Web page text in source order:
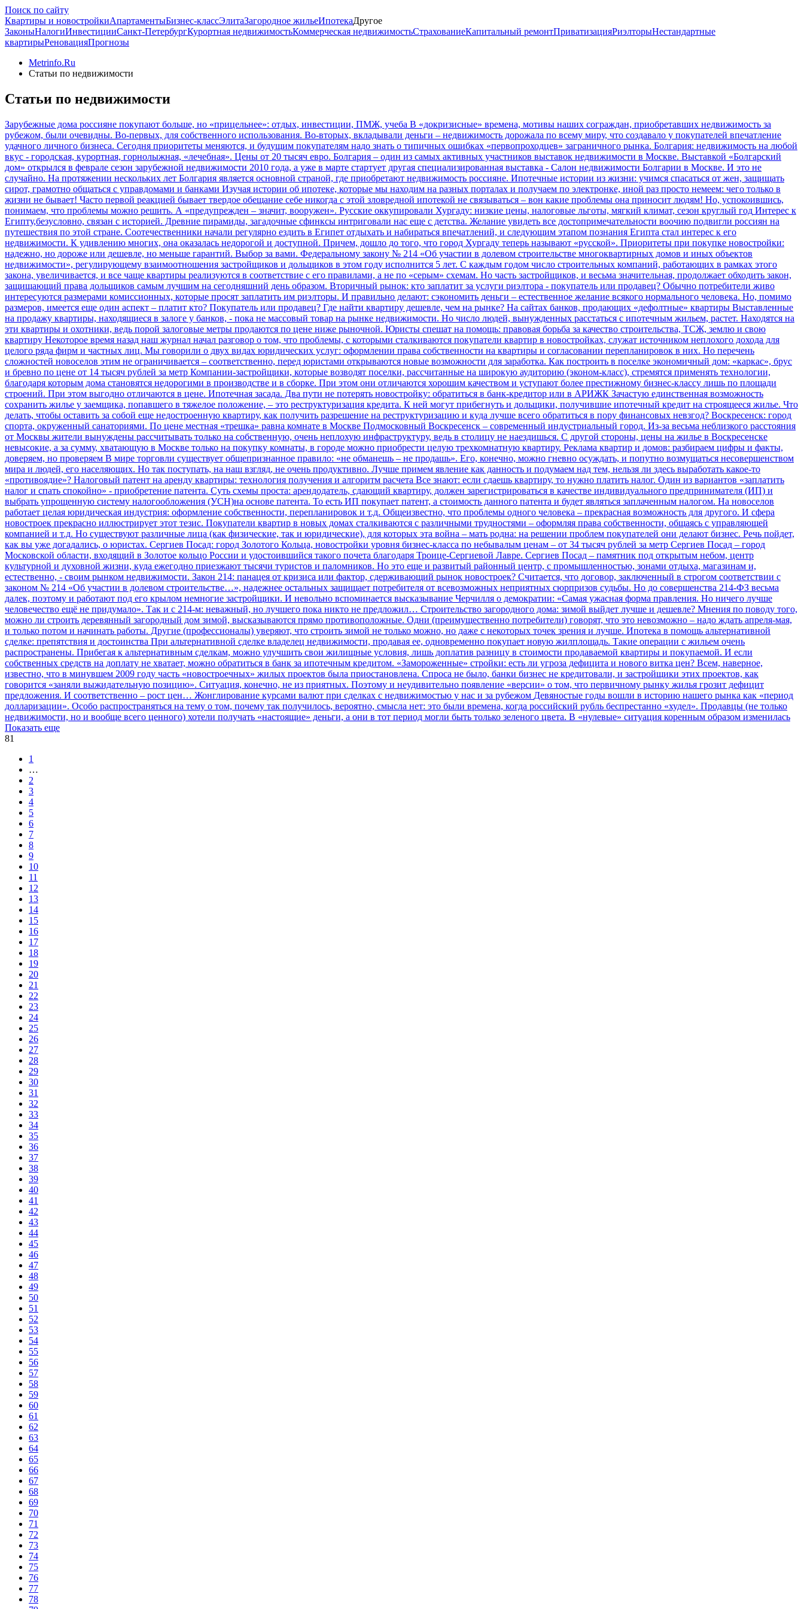
Поиск по сайту
Квартиры и новостройкиАпартаментыБизнес-классЭлитаЗагородное жильеИпотекаДругое
ЗаконыНалогиИнвестицииСанкт-ПетербургКурортная недвижимостьКоммерческая недвижимостьСтрахованиеКапитальный ремонтПриватизацияРиэлторыНестандартные
квартирыРеновацияПрогнозы
Metrinfo.Ru
Статьи по недвижимости
Статьи по недвижимости
Зарубежные дома россияне покупают больше, но «прицельнее»: отдых, инвестиции, ПМЖ, учеба В «докризисные» времена, мотивы наших сограждан, приобретавших недвижимость за
рубежом, были очевидны. Во-первых, для собственного использования. Во-вторых, вкладывали деньги – недвижимость дорожала по всему миру, что создавало у покупателей впечатление
удачного личного бизнеса. Сегодня приоритеты меняются, и будущим покупателям надо знать о типичных ошибках «первопроходцев» заграничного рынка. Болгария: недвижимость на любой
вкус - городская, курортная, горнолыжная, «лечебная». Цены от 20 тысяч евро. Болгария – один из самых активных участников выставок недвижимости в Москве. Выставкой «Болгарский
дом» открылся в феврале сезон зарубежной недвижимости 2010 года, а уже в марте стартует другая специализированная выставка - Салон недвижимости Болгарии в Москве. И это не
случайно. На протяжении нескольких лет Болгария является основной страной, где приобретают недвижимость россияне. Ипотечные истории из жизни: учимся спасаться от жен, защищать
сирот, грамотно общаться с управдомами и банками Изучая истории об ипотеке, которые мы находим на разных порталах и получаем по электронке, иной раз просто немеем: чего только в
жизни не бывает! Часто первой реакцией бывает твердое обещание себе никогда с этой зловредной ипотекой не связываться – вон какие проблемы она приносит людям! Но, успокоившись,
понимаем, что проблемы можно решить. А «предупрежден – значит, вооружен». Русские оккупировали Хургаду: низкие цены, налоговые льготы, мягкий климат, сезон круглый год Интерес к
Египту,безусловно, связан с историей. Древние пирамиды, загадочные сфинксы интриговали нас еще с детства. Желание увидеть все достопримечательности воочию подвигли россиян на
путешествия по этой стране. Соотечественники начали регулярно ездить в Египет отдыхать и набираться впечатлений, и следующим этапом познания Египта стал интерес к его
недвижимости. К удивлению многих, она оказалась недорогой и доступной. Причем, дошло до того, что город Хургаду теперь называют «русской». Приоритеты при покупке новостройки:
надежно, но дороже или дешевле, но меньше гарантий. Выбор за вами. Федеральному закону № 214 «Об участии в долевом строительстве многоквартирных домов и иных объектов
недвижимости», регулирующему взаимоотношения застройщиков и дольщиков в этом году исполнится 5 лет. С каждым годом число строительных компаний, работающих в рамках этого
закона, увеличивается, и все чаще квартиры реализуются в соответствие с его правилами, а не по «серым» схемам. Но часть застройщиков, и весьма значительная, продолжает обходить закон,
защищающий права дольщиков самым лучшим на сегодняшний день образом. Вторичный рынок: кто заплатит за услуги риэлтора - покупатель или продавец? Обычно потребители живо
интересуются размерами комиссионных, которые просят заплатить им риэлторы. И правильно делают: сэкономить деньги – естественное желание всякого нормального человека. Но, помимо
размеров, имеется еще один аспект – платит кто? Покупатель или продавец? Где найти квартиру дешевле, чем на рынке? На сайтах банков, продающих «дефолтные» квартиры Выставленные
на продажу квартиры, находящиеся в залоге у банков, - пока не массовый товар на рынке недвижимости. Но число людей, вынужденных расстаться с ипотечным жильем, растет. Находятся на
эти квартиры и охотники, ведь порой залоговые метры продаются по цене ниже рыночной. Юристы спешат на помощь: правовая борьба за качество строительства, ТСЖ, землю и свою
квартиру Некоторое время назад наш журнал начал разговор о том, что проблемы, с которыми сталкиваются покупатели квартир в новостройках, служат источником неплохого дохода для
целого ряда фирм и частных лиц. Мы говорили о двух видах юридических услуг: оформлении права собственности на квартиры и согласовании перепланировок в них. Но перечень
сложностей новоселов этим не ограничивается – соответственно, перед юристами открываются новые возможности для заработка. Как построить в поселке экономичный дом: «каркас», брус
и бревно по цене от 14 тысяч рублей за метр Компании-застройщики, которые возводят поселки, рассчитанные на широкую аудиторию (эконом-класс), стремятся применять технологии,
благодаря которым дома становятся недорогими в производстве и в сборке. При этом они отличаются хорошим качеством и уступают более престижному бизнес-классу лишь по площади
строений. При этом выгодно отличаются в цене. Ипотечная засада. Два пути не потерять новостройку: обратиться в банк-кредитор или в АРИЖК Зачастую единственная возможность
сохранить жилье у заемщика, попавшего в тяжелое положение, – это реструктуризация кредита. К ней могут прибегнуть и дольщики, получившие ипотечный кредит на строящееся жилье. Что
делать, чтобы оставить за собой еще недостроенную квартиру, как получить разрешение на реструктуризацию и куда лучше всего обратиться в пору финансовых невзгод? Воскресенск: город
спорта, окруженный санаториями. По цене местная «трешка» равна комнате в Москве Подмосковный Воскресенск – современный индустриальный город. Из-за весьма неблизкого расстояния
от Москвы жители вынуждены рассчитывать только на собственную, очень неплохую инфраструктуру, ведь в столицу не наездишься. С другой стороны, цены на жилье в Воскресенске
невысокие, а за сумму, хватающую в Москве только на покупку комнаты, в городе можно приобрести целую трехкомнатную квартиру. Реклама квартир и домов: разбираем цифры и факты,
доверяем, но проверяем В мире торговли существует общепризнанное правило: «не обманешь – не продашь». Его, конечно, можно гневно осуждать, и попутно возмущаться несовершенством
мира и людей, его населяющих. Но так поступать, на наш взгляд, не очень продуктивно. Лучше примем явление как данность и подумаем над тем, нельзя ли здесь выработать какое-то
«противоядие»? Налоговый патент на аренду квартиры: технология получения и алгоритм расчета Все знают: если сдаешь квартиру, то нужно платить налог. Один из вариантов «заплатить
налог и спать спокойно» - приобретение патента. Суть схемы проста: арендодатель, сдающий квартиру, должен зарегистрироваться в качестве индивидуального предпринимателя (ИП) и
выбрать упрощенную систему налогообложения (УСН)на основе патента. То есть ИП покупает патент, а стоимость данного патента и будет являться заплаченным налогом. На новоселов
работает целая юридическая индустрия: оформление собственности, перепланировок и т.д. Общеизвестно, что проблемы одного человека – прекрасная возможность для другого. И сфера
новостроек прекрасно иллюстрирует этот тезис. Покупатели квартир в новых домах сталкиваются с различными трудностями – оформляя права собственности, общаясь с управляющей
компанией и т.д. Но существуют различные лица (как физические, так и юридические), для которых эта война – мать родна: на решении проблем покупателей они делают бизнес. Речь пойдет,
как вы уже догадались, о юристах. Сергиев Посад: город Золотого Кольца, новостройки уровня бизнес-класса по небывалым ценам – от 34 тысяч рублей за метр Сергиев Посад – город
Московской области, входящий в Золотое кольцо России и удостоившийся такого почета благодаря Троице-Сергиевой Лавре. Сергиев Посад – памятник под открытым небом, центр
культурной и духовной жизни, куда ежегодно приезжают тысячи туристов и паломников. Но это еще и развитый районный центр, с промышленностью, зонами отдыха, магазинам и,
естественно, - своим рынком недвижимости. Закон 214: панацея от кризиса или фактор, сдерживающий рынок новостроек? Считается, что договор, заключенный в строгом соответствии с
законом № 214 «Об участии в долевом строительстве…», надежнее остальных защищает потребителя от всевозможных неприятных сюрпризов судьбы. Но до совершенства 214-ФЗ весьма
далек, поэтому и работают под его крылом немногие застройщики. И невольно вспоминается высказывание Черчилля о демократии: «Самая ужасная форма правления. Но ничего лучше
человечество ещё не придумало». Так и с 214-м: неважный, но лучшего пока никто не предложил… Строительство загородного дома: зимой выйдет лучше и дешевле? Мнения по поводу того,
можно ли строить деревянный загородный дом зимой, высказываются прямо противоположные. Одни (преимущественно потребители) говорят, что это невозможно – надо ждать апреля-мая,
и только потом и начинать работы. Другие (профессионалы) уверяют, что строить зимой не только можно, но даже с некоторых точек зрения и лучше. Ипотека в помощь альтернативной
сделке: препятствия и достоинства При альтернативной сделке владелец недвижимости, продавая ее, одновременно покупает новую жилплощадь. Такие операции с жильем очень
распространены. Прибегая к альтернативным сделкам, можно улучшить свои жилищные условия, лишь доплатив разницу в стоимости продаваемой квартиры и покупаемой. И если
собственных средств на доплату не хватает, можно обратиться в банк за ипотечным кредитом. «Замороженные» стройки: есть ли угроза дефицита и нового витка цен? Всем, наверное,
известно, что в минувшем 2009 году часть «новостроечных» жилых проектов была приостановлена. Спроса не было, банки бизнес не кредитовали, и застройщики этих проектов, как
говорится «заняли выжидательную позицию». Ситуация, конечно, не из приятных. Поэтому и неудивительно появление «версии» о том, что первичному рынку жилья грозит дефицит
предложения. И соответственно – рост цен… Жонглирование курсами валют при сделках с недвижимостью у нас и за рубежом Девяностые годы вошли в историю нашего рынка как «период
долларизации». Особо распространяться на тему о том, почему так получилось, вероятно, смысла нет: это были времена, когда российский рубль беспрестанно «худел». Продавцы (не только
недвижимости, но и вообще всего ценного) хотели получать «настоящие» деньги, а они в тот период могли быть только зеленого цвета. В «нулевые» ситуация коренным образом изменилась
Показать еще
81
1
…
2
3
4
5
6
7
8
9
10
11
12
13
14
15
16
17
18
19
20
21
22
23
24
25
26
27
28
29
30
31
32
33
34
35
36
37
38
39
40
41
42
43
44
45
46
47
48
49
50
51
52
53
54
55
56
57
58
59
60
61
62
63
64
65
66
67
68
69
70
71
72
73
74
75
76
77
78